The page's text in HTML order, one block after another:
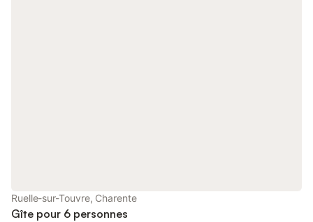
Ruelle-sur-Touvre, Charente
Gîte pour 6 personnes